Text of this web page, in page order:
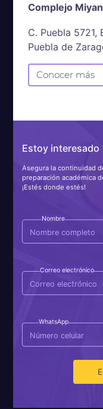
Complejo
C. Puebla
Puebla de
Conocer más
Estoy interesado
Asegura la continuidad
preparación académica
¡Estés donde estés!
Nombre
Correo electrónico
WhatsApp